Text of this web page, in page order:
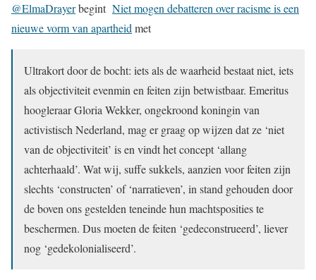
@ElmaDrayerbegint Niet mogen debatteren over racisme is een
nieuwe vorm van apartheid met
Ultrakort door de bocht: iets als de waarheid bestaat niet, iets
als objectiviteit evenmin en feiten zijn ­betwistbaar. Emeritus
hoogleraar Gloria Wekker, ongekroond koningin van
activistisch Nederland, mag er graag op wijzen dat ze ‘niet
van de objectiviteit’ is en vindt het concept ‘allang
achterhaald’. Wat wij, suffe sukkels, aanzien voor feiten zijn
slechts ‘constructen’ of ‘narratieven’, in stand gehouden door
de ­boven ons gestelden teneinde hun machtsposities te
beschermen. Dus moeten de feiten ‘gedeconstrueerd’, liever
nog ‘gedekolonialiseerd’.